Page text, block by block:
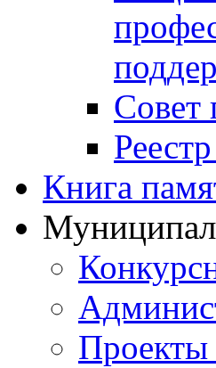
Совет
Книга
Проекты